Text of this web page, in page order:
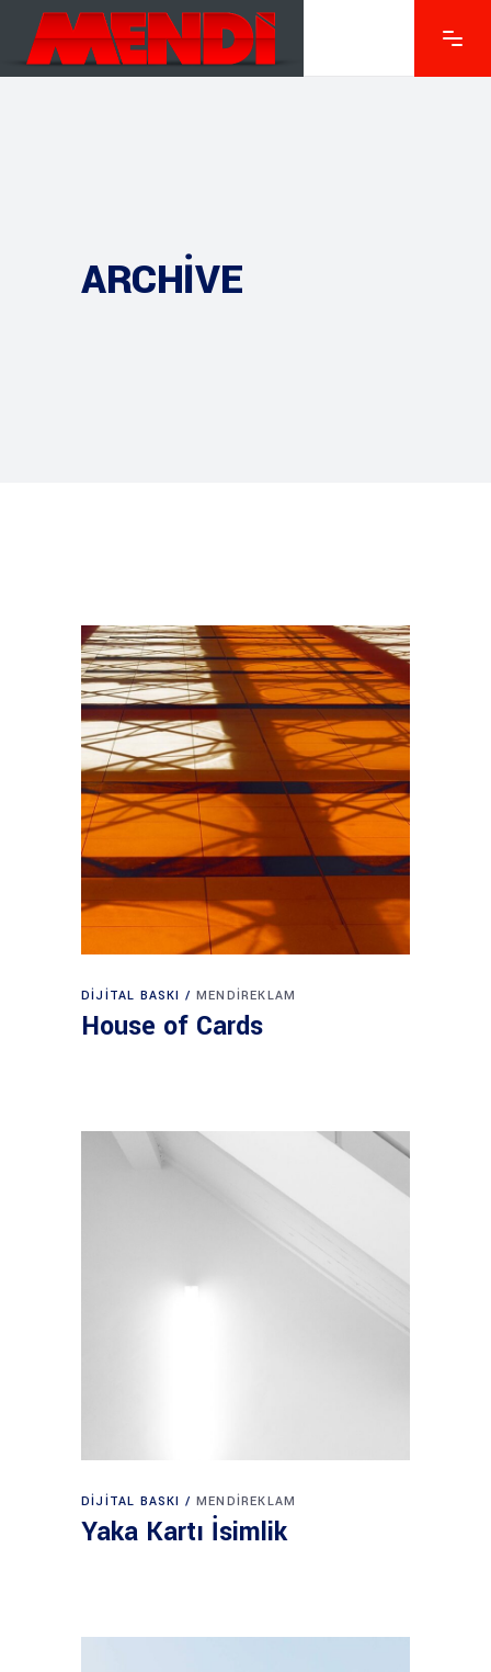
ARCHIVE
DIJITAL BASKI MENDIREKLAM
House of Cards
DIJITAL BASKI MENDIREKLAM
Yaka Kartı İsimlik